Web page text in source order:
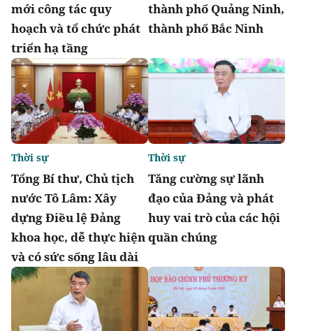
mới công tác quy
hoạch và tổ chức phát
triển hạ tầng
thành phố Quảng Ninh,
thành phố Bắc Ninh
Tổng Bí thư, Chủ tịch
nước Tô Lâm: Xây
dựng Điều lệ Đảng
khoa học, dễ thực hiện
và có sức sống lâu dài
Thời sự
Tăng cường sự lãnh
đạo của Đảng và phát
huy vai trò của các hội
quần chúng
Thời sự